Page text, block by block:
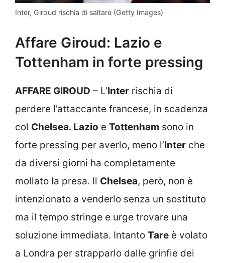
Inter, Giroud rischia di saltare (Getty Images)
Affare Giroud: Lazio e
Tottenham in forte pressing
AFFARE GIROUD – L’Inter rischia di
perdere l’attaccante francese, in scadenza
col Chelsea. Lazio e Tottenham sono in
forte pressing per averlo, meno l’Inter che
da diversi giorni ha completamente
mollato la presa. Il Chelsea, però, non è
intenzionato a venderlo senza un sostituto
ma il tempo stringe e urge trovare una
soluzione immediata. Intanto Tare è volato
a Londra per strapparlo dalle grinfie dei